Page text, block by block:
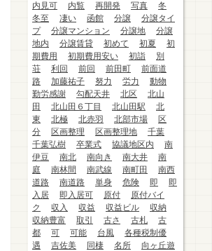
内見可
内覧 再開発 写真
冬
冬至
凄い 函館 分譲
分譲タイ
プ
分譲マンション 分譲地
分譲
地内
分譲賃貸 初めて 初夏
初
期費用
初期費用安い 初詣
別
荘
利回 前回 前田町
前面道
路
加藤祐子 努力 労力
動物
勤労感謝
勾配天井 北区
北山
田
北山田６丁目 北山田駅
北
東
北極 北赤羽 北部市場
区
分
区画整理 区画整理地
千葉
千葉弘樹
卒業式 協議地区内
南
伊豆
南北 南向き 南大井
南
庭
南林間 南武線 南町田
南西
道路
南道路 単身 危険 即
即
入居
即入居可 原付
原付バイ
ク
収入 収益 収益ビル
収納
収納豊富
取引 古さ 古札
古
都
可 可能 台風
各種税制優
遇
吉佐美 同棲 名所
向ヶ丘遊